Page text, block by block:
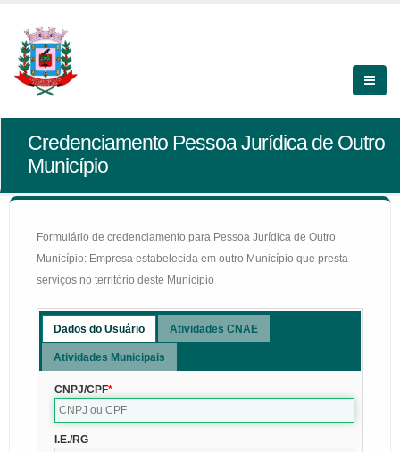
Credenciamento Pessoa Jurídica de Outro
Município
Formulário de credenciamento para Pessoa Jurídica de Outro
Município: Empresa estabelecida em outro Município que presta
serviços no território deste Município
Dados do Usuário Atividades CNAE
Atividades Municipais
CNPJ/CPF
I.E./RG